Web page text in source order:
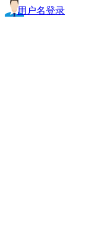
用户名登录